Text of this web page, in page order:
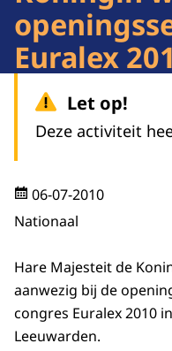
Euralex
Let op!
Deze activiteit
06-07-2010
Nationaal
Hare Majesteit de
aanwezig bij de
congres Euralex 2010
Leeuwarden.